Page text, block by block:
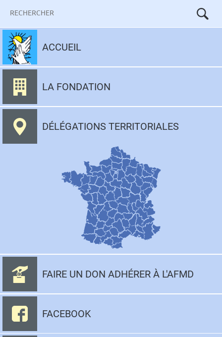
clés
Aller
contenu
ACCUEIL
LA FONDATION
DÉLÉGATIONS TERRITORIALES
FAIRE UN DON ADHÉRER À L'AFMD
FACEBOOK